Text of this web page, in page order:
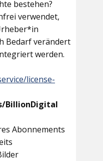
bestehen?
verwendet,
Bedarf verändert
werden.
license-
BillionDigital
Abonnements